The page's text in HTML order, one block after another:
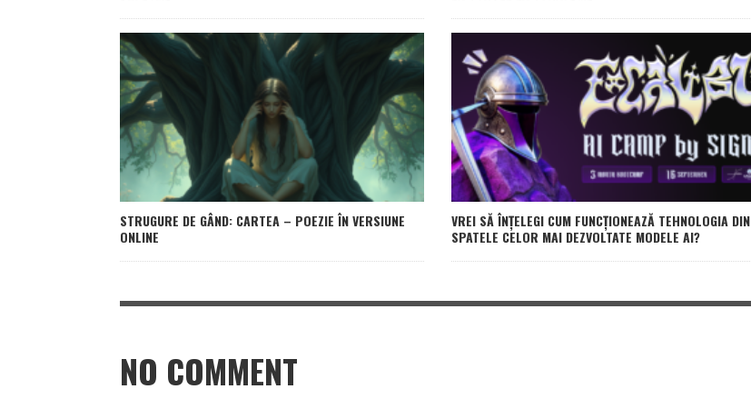
STRUGURE DE GÂND: CARTEA – POEZIE ÎN VERSIUNE
ONLINE
VREI SĂ ÎNȚELEGI CUM FUNCȚIONEAZĂ TEHNOLOGIA DIN
SPATELE CELOR MAI DEZVOLTATE MODELE AI?
NO COMMENT